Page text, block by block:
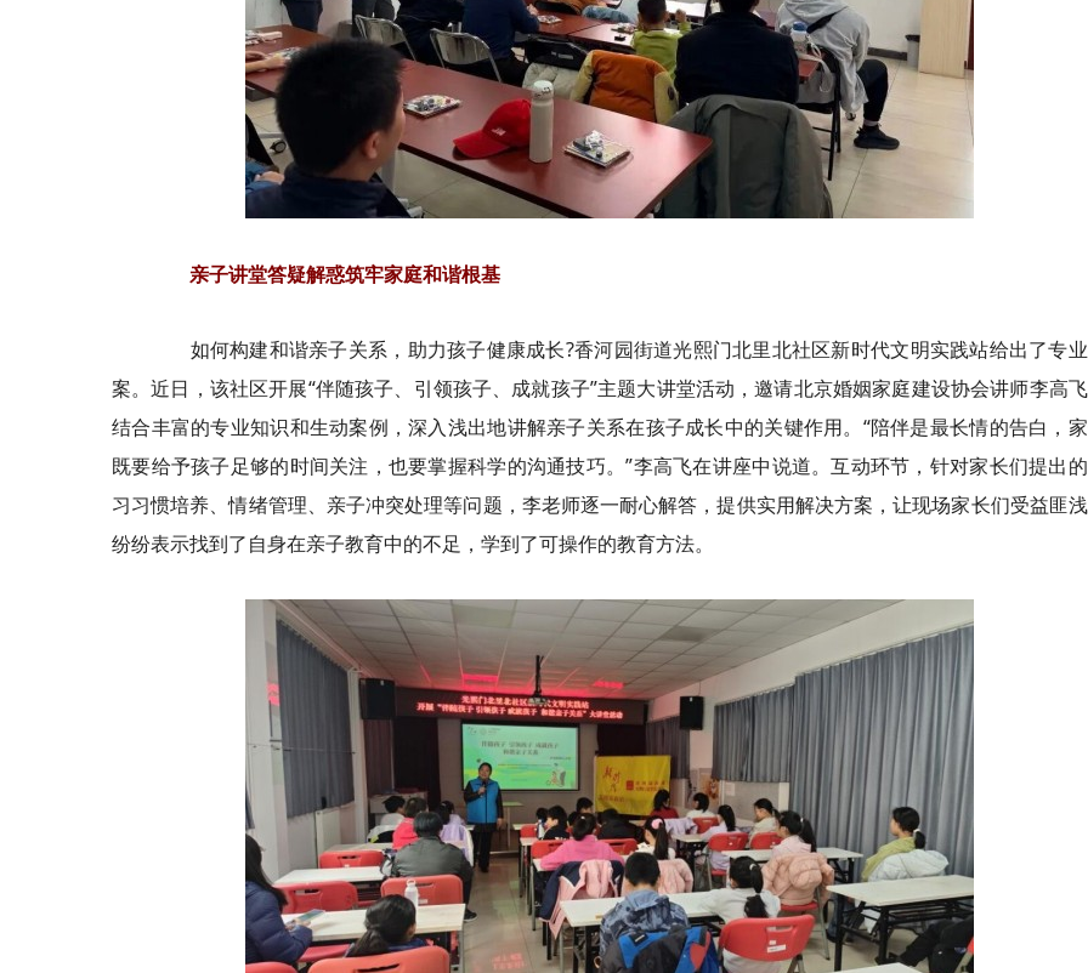
亲子讲堂答疑解惑筑牢家庭和谐根基
如何构建和谐亲子关系，助力孩子健康成长?香河园街道光熙门北里北社区新时代文明实践站给出了专
案。近日，该社区开展“伴随孩子、引领孩子、成就孩子”主题大讲堂活动，邀请北京婚姻家庭建设协会讲师李高飞
结合丰富的专业知识和生动案例，深入浅出地讲解亲子关系在孩子成长中的关键作用。“陪伴是最长情的告白，
既要给予孩子足够的时间关注，也要掌握科学的沟通技巧。”李高飞在讲座中说道。互动环节，针对家长们提出的
习习惯培养、情绪管理、亲子冲突处理等问题，李老师逐一耐心解答，提供实用解决方案，让现场家长们受益匪浅
纷纷表示找到了自身在亲子教育中的不足，学到了可操作的教育方法。